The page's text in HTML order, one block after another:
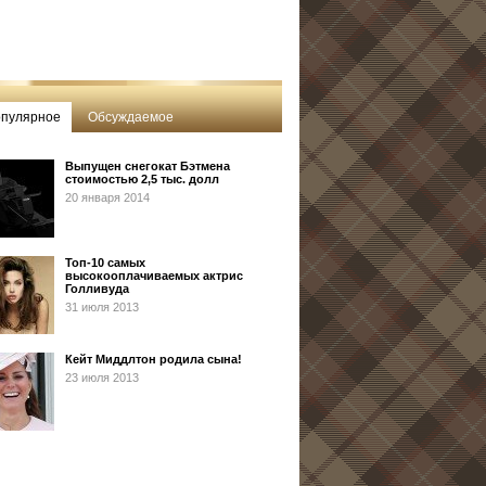
Обсуждаемое
Выпущен снегокат Бэтмена
стоимостью 2,5 тыс. долл
20 января 2014
Топ-10 самых
высокооплачиваемых актрис
Голливуда
31 июля 2013
Кейт Миддлтон родила сына!
23 июля 2013